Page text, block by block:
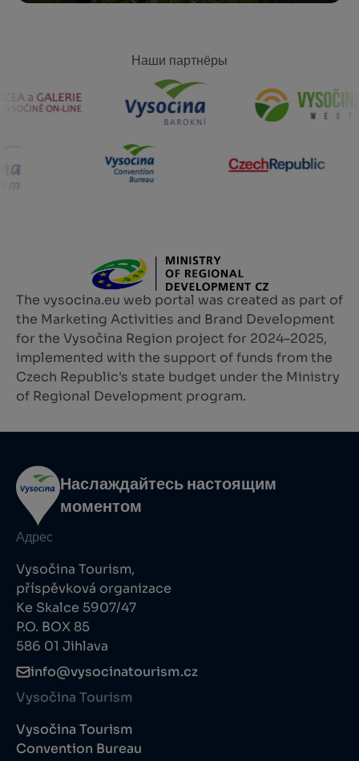
Наши партнёры
The vysocina.eu web portal was created as part of
the Marketing Activities and Brand Development
for the Vysočina Region project for 2024–2025,
implemented with the support of funds from the
Czech Republic's state budget under the Ministry
of Regional Development program.
Наслаждайтесь настоящим
моментом
Адрес
Vysočina Tourism,
příspěvková organizace
Ke Skalce 5907/47
P.O. BOX 85
586 01 Jihlava
info@vysocinatourism.cz
Vysočina Tourism
Vysočina Tourism
Convention Bureau